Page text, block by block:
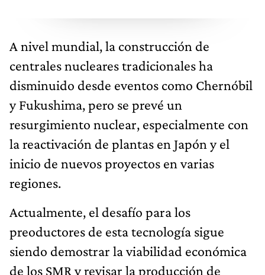
A nivel mundial, la construcción de
centrales nucleares tradicionales ha
disminuido desde eventos como Chernóbil
y Fukushima, pero se prevé un
resurgimiento nuclear, especialmente con
la reactivación de plantas en Japón y el
inicio de nuevos proyectos en varias
regiones.
Actualmente, el desafío para los
preoductores de esta tecnología sigue
siendo demostrar la viabilidad económica
de los SMR y revisar la producción de